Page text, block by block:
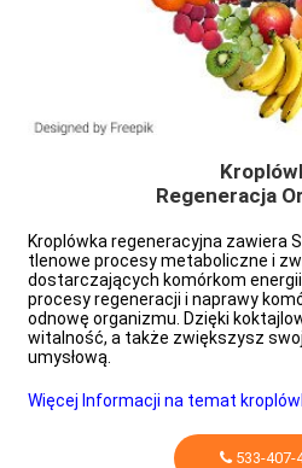
Regeneracja
Kroplówka regeneracyjna zawiera
tlenowe procesy metaboliczne i
dostarczających komórkom
procesy regeneracji i naprawy
odnowę organizmu. Dzięki
witalność, a także zwiększysz
umysłową.
Więcej Informacji na temat
533-407-